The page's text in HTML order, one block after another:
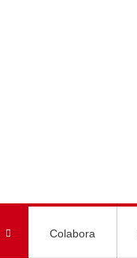
Colabora